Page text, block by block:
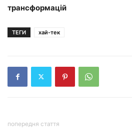
трансформацій
ТЕГИ хай-тек
попередня стаття